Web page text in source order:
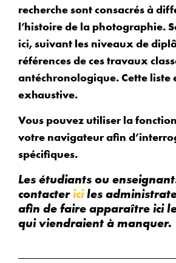
recherche sont consacrés à
l’histoire de la photographie.
ici, suivant les niveaux de
références de ces travaux
antéchronologique. Cette liste
exhaustive.
Vous pouvez utiliser la
votre navigateur afin
spécifiques.
Les étudiants ou
contactericiles
afin de faire apparaître ici
qui viendraient à manquer.